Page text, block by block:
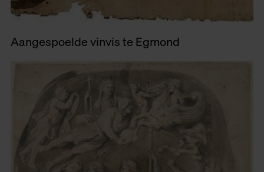
Aangespoelde vinvis te Egmond